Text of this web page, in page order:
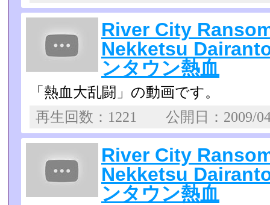
River City
Nekketsu
ンタウン熱血
「熱血大乱闘」の動画です。
再生回数：1221 公開日：
River City
Nekketsu
ンタウン熱血